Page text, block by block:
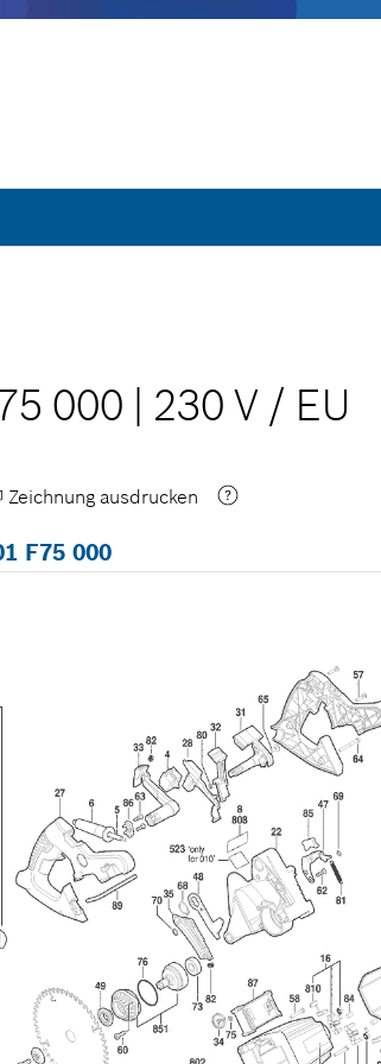
000 | 230 V / EU
Zeichnung ausdrucken
F75 000